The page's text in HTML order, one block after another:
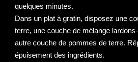
quelques minutes.
Dans un plat à gratin, disposez une
terre, une couche de mélange
autre couche de pommes de terre.
épuisement des ingrédients.